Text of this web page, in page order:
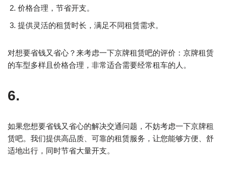
价格合理，节省开支。
提供灵活的租赁时长，满足不同租赁需求。
对想要省钱又省心？来考虑一下京牌租赁吧的评价：京牌租赁
的车型多样且价格合理，非常适合需要经常租车的人。
6.
如果您想要省钱又省心的解决交通问题，不妨考虑一下京牌租
赁吧。我们提供高品质、可靠的租赁服务，让您能够方便、舒
适地出行，同时节省大量开支。